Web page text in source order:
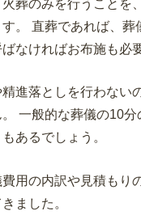
葬のみを行うことを
。 直葬であれば、
なければお布施も必
進落としを行わない
一般的な葬儀の10
あるでしょう。
用の内訳や見積もり
ました。